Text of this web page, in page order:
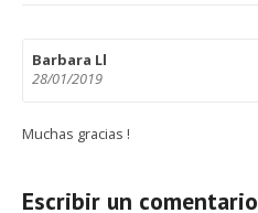
Barbara Ll
28/01/2019
Muchas gracias !
Escribir un comentario